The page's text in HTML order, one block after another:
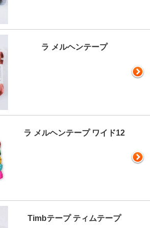
ラ メルヘンテープ
ラ メルヘンテープ ワイド12
Timbテープ ティムテープ